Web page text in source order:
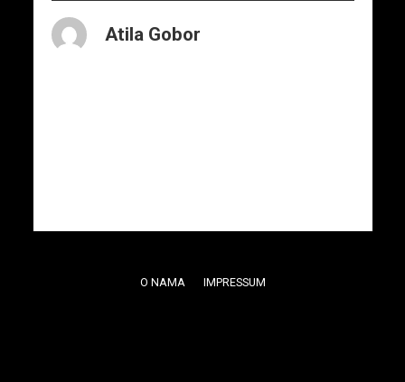
Atila Gobor
O NAMA IMPRESSUM